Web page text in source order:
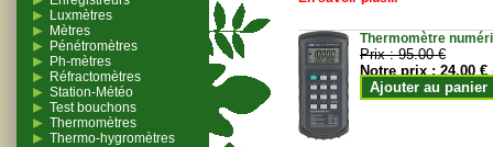
Luxmètres
Mètres
Pénétromètres
Ph-mètres
Réfractomètres
Station-Météo
Test bouchons
Thermomètres
Thermo-hygromètres
Thermomètre
Prix :95.00 €
Notre prix :24.00 €
Ajouter au panier